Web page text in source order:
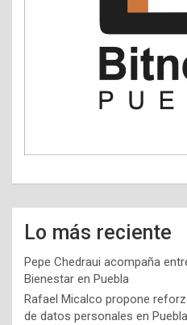
Lo más reciente
Pepe Chedraui acompaña
Bienestar en Puebla
Rafael Micalco propone
de datos personales en Puebla